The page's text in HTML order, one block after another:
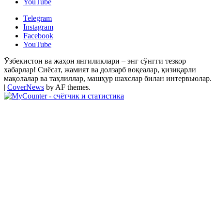
Telegram
Instagram
Facebook
YouTube
Ўзбекистон ва жаҳон янгиликлари – энг сўнгги тезкор
хабарлар! Сиёсат, жамият ва долзарб воқеалар, қизиқарли
мақолалар ва таҳлиллар, машҳур шахслар билан интервьюлар.
| CoverNews by AF themes.